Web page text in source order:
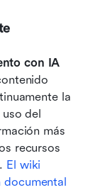
con IA
la
del
más
recursos
El wiki